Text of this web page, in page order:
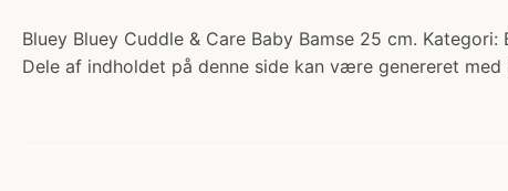
Bluey Bluey Cuddle & Care Baby Bamse 25 cm.
Dele af indholdet på denne side kan være genereret